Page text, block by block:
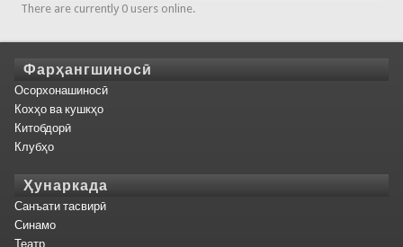
There are currently 0 users online.
Фарҳангшиносӣ
Осорхонашиносӣ
Кохҳо ва кушкҳо
Китобдорӣ
Клубҳо
Ҳунаркада
Санъати тасвирӣ
Синамо
Театр